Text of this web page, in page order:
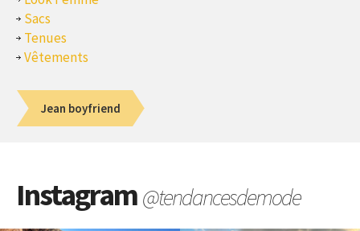
Sacs
Tenues
Vêtements
Jean boyfriend
Instagram@tendancesdemode